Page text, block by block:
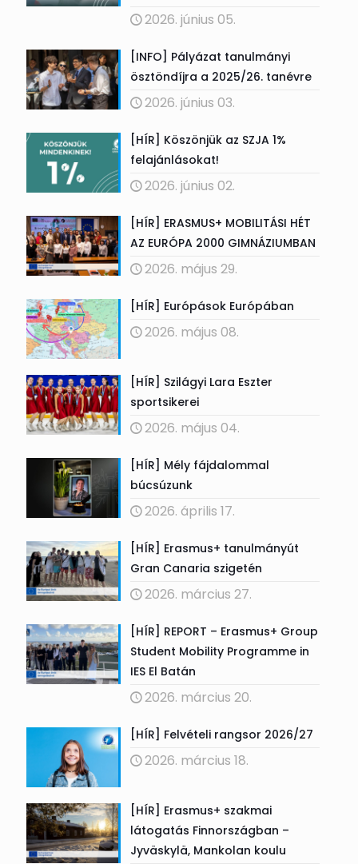
2026. június 05.
[INFO] Pályázat tanulmányi
ösztöndíjra a 2025/26. tanévre
2026. június 03.
[HÍR] Köszönjük az SZJA 1%
felajánlásokat!
2026. június 02.
[HÍR] ERASMUS+ MOBILITÁSI HÉT
AZ EURÓPA 2000 GIMNÁZIUMBAN
2026. május 29.
[HÍR] Európások Európában
2026. május 08.
[HÍR] Szilágyi Lara Eszter
sportsikerei
2026. május 04.
[HÍR] Mély fájdalommal
búcsúzunk
2026. április 17.
[HÍR] Erasmus+ tanulmányút
Gran Canaria szigetén
2026. március 27.
[HÍR] REPORT – Erasmus+ Group
Student Mobility Programme in
IES El Batán
2026. március 20.
[HÍR] Felvételi rangsor 2026/27
2026. március 18.
[HÍR] Erasmus+ szakmai
látogatás Finnországban –
Jyväskylä, Mankolan koulu